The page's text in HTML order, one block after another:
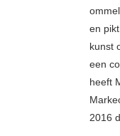
en
kunst
een
heeft
2016